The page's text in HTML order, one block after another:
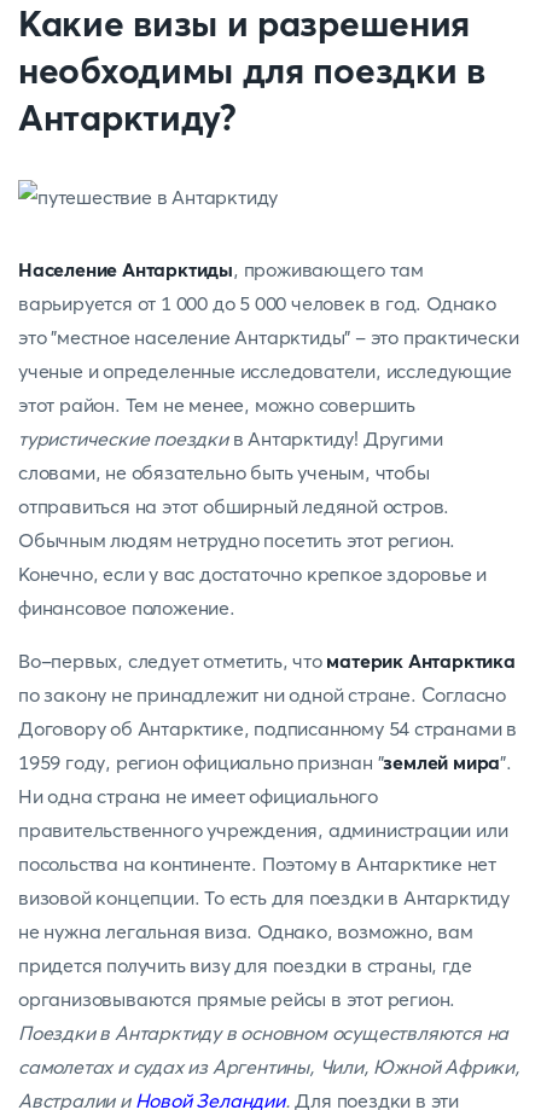
Какие визы и разрешения
необходимы для поездки в
Антарктиду?
Население Антарктиды, проживающего там
варьируется от 1 000 до 5 000 человек в год. Однако
это "местное население Антарктиды" - это практически
ученые и определенные исследователи, исследующие
этот район. Тем не менее, можно совершить
туристические поездкив Антарктиду! Другими
словами, не обязательно быть ученым, чтобы
отправиться на этот обширный ледяной остров.
Обычным людям нетрудно посетить этот регион.
Конечно, если у вас достаточно крепкое здоровье и
финансовое положение.
Во-первых, следует отметить, что материк Антарктика
по закону не принадлежит ни одной стране. Согласно
Договору об Антарктике, подписанному 54 странами в
1959 году, регион официально признан "землей мира".
Ни одна страна не имеет официального
правительственного учреждения, администрации или
посольства на континенте. Поэтому в Антарктике нет
визовой концепции. То есть для поездки в Антарктиду
не нужна легальная виза. Однако, возможно, вам
придется получить визу для поездки в страны, где
организовываются прямые рейсы в этот регион.
Поездки в Антарктиду в основном осуществляются на
самолетах и судах из Аргентины, Чили, Южной Африки,
Австралии и Новой Зеландии. Для поездки в эти